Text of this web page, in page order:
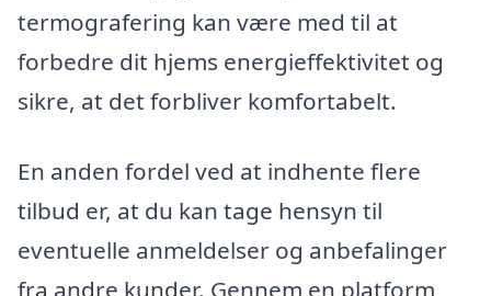
termografering kan være med til at
forbedre dit hjems energieffektivitet og
sikre, at det forbliver komfortabelt.
En anden fordel ved at indhente flere
tilbud er, at du kan tage hensyn til
eventuelle anmeldelser og anbefalinger
fra andre kunder. Gennem en platform